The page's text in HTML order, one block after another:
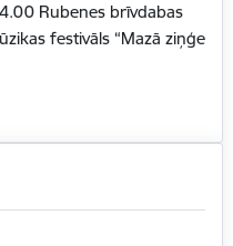
Rubenes brīvdabas
festivāls “Mazā ziņģe